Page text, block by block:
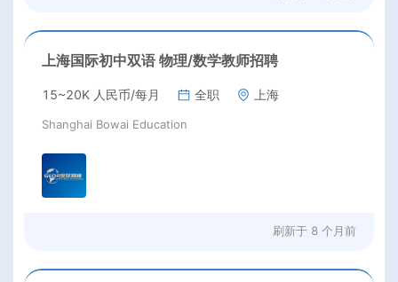
上海国际初中双语 物理/数学教师招聘
15~20K 人民币/每月 全职 上海
Shanghai Bowai Education
刷新于 8 个月前